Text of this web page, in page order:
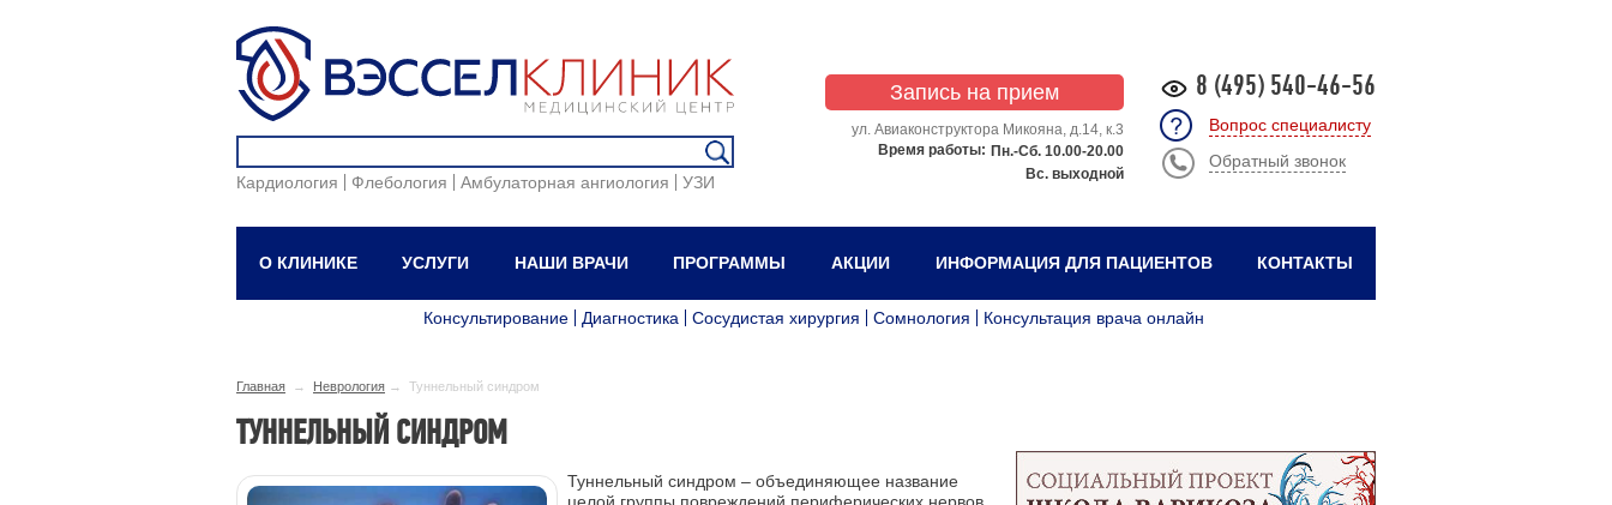
Кардиология Флебология Амбулаторная ангиология УЗИ
8 (495) 540-46-56
Вопрос специалисту
Обратный звонок
Запись на прием
ул. Авиаконструктора Микояна, д.14, к.3
Пн.-Сб. 10.00-20.00
Вс. выходной
Время работы:
О КЛИНИКЕ УСЛУГИ НАШИ ВРАЧИ ПРОГРАММЫ АКЦИИ ИНФОРМАЦИЯ ДЛЯ ПАЦИЕНТОВ КОНТАКТЫ
Консультирование Диагностика Сосудистая хирургия Сомнология Консультация врача онлайн
Главная → Неврология → Туннельный синдром
ТУННЕЛЬНЫЙ СИНДРОМ
Туннельный синдром – объединяющее название
целой группы повреждений периферических нервов,